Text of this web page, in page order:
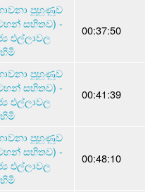
පුහුණුව
සහිතව) -
එල්ලාවල
00:37:50
පුහුණුව
සහිතව) -
එල්ලාවල
00:41:39
පුහුණුව
සහිතව) -
එල්ලාවල
00:48:10